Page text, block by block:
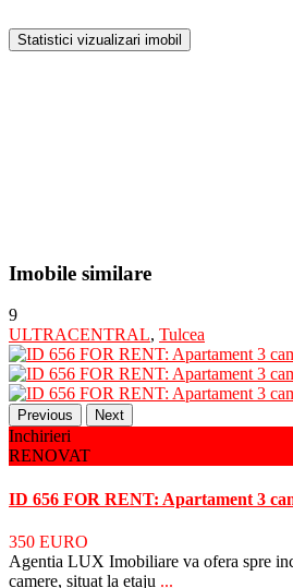
Statistici vizualizari imobil
Imobile similare
9
ULTRACENTRAL, Tulcea
Previous Next
Inchirieri
RENOVAT
ID 656 FOR RENT: Apartament 3
350 EURO
Agentia LUX Imobiliare va ofera spre
camere, situat la etaju ...